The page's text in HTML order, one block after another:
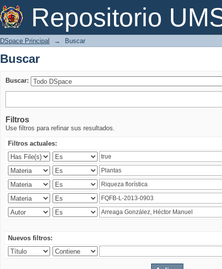
Repositorio
Buscar
DSpace Principal → Buscar
Buscar
Buscar:
Filtros
Use filtros para refinar sus resultados.
Filtros actuales:
Nuevos filtros: